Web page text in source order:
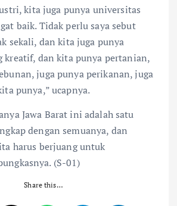
kita juga punya universitas
baik. Tidak perlu saya sebut
sekali, dan kita juga punya
kreatif, dan kita punya pertanian,
juga punya perikanan, juga
punya,” ucapnya.
Jawa Barat ini adalah satu
dengan semuanya, dan
harus berjuang untuk
(S-01)
Share this…